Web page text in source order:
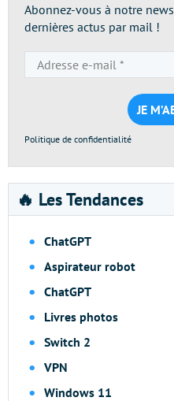
Abonnez-vous à notre
dernières actus par mail !
Politique de confidentialité
🔥 Les Tendances
ChatGPT
Aspirateur robot
ChatGPT
Livres photos
Switch 2
VPN
Windows 11